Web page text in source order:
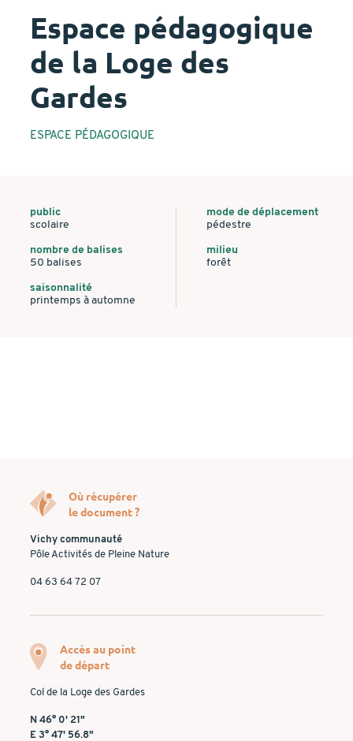
Espace pédagogique
de la Loge des
Gardes
ESPACE PÉDAGOGIQUE
public
scolaire
nombre de balises
50 balises
saisonnalité
printemps à automne
mode de déplacement
pédestre
milieu
forêt
Où récupérer
le document ?
Vichy communauté
Pôle Activités de Pleine Nature
04 63 64 72 07
Accès au point
de départ
Col de la Loge des Gardes
N 46° 0' 21"
E 3° 47' 56.8"